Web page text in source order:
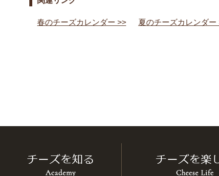
春のチーズカレンダー >> 夏のチーズカレンダー